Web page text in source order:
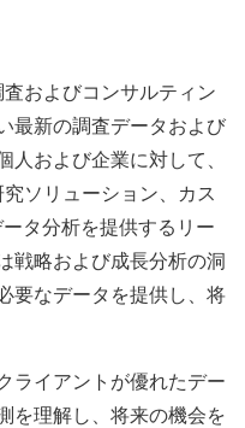
査およびコンサルティン
最新の調査データおよび
および企業に対して、
ソリューション、カス
タ分析を提供するリー
戦略および成長分析の洞
要なデータを提供し、将
ライアントが優れたデー
を理解し、将来の機会を